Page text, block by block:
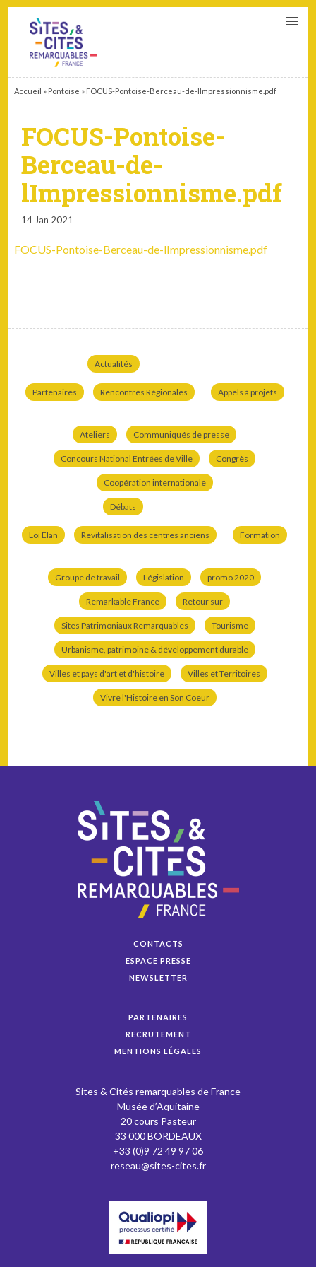
Accueil » Pontoise » FOCUS-Pontoise-Berceau-de-lImpressionnisme.pdf
FOCUS-Pontoise-
Berceau-de-
lImpressionnisme.pdf
14 Jan 2021
FOCUS-Pontoise-Berceau-de-lImpressionnisme.pdf
Actualités
Partenaires Rencontres Régionales Appels à projets
Ateliers Communiqués de presse
Concours National Entrées de Ville Congrès
Coopération internationale
Débats
Loi Elan Revitalisation des centres anciens Formation
Groupe de travail Législation promo 2020
Remarkable France Retour sur
Sites Patrimoniaux Remarquables Tourisme
Urbanisme, patrimoine & développement durable
Villes et pays d'art et d'histoire Villes et Territoires
Vivre l'Histoire en Son Coeur
CONTACTS
ESPACE PRESSE
NEWSLETTER
PARTENAIRES
RECRUTEMENT
MENTIONS LÉGALES
Sites & Cités remarquables de France
Musée d’Aquitaine
20 cours Pasteur
33 000 BORDEAUX
+33 (0)9 72 49 97 06
reseau@sites-cites.fr